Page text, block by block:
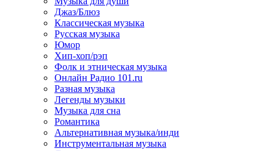
Джаз/Блюз
Классическая музыка
Русская музыка
Юмор
Хип-хоп/рэп
Фолк и этническая музыка
Онлайн Радио 101.ru
Разная музыка
Легенды музыки
Музыка для сна
Романтика
Альтернативная музыка/инди
Инструментальная музыка